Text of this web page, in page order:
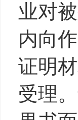
业对
内向
证明
受理